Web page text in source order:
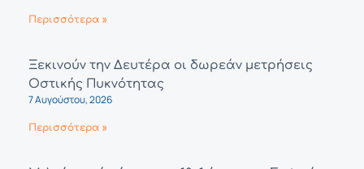
Περισσότερα »
Ξεκινούν την Δευτέρα οι δωρεάν μετρήσεις
Οστικής Πυκνότητας
7 Αυγούστου, 2026
Περισσότερα »